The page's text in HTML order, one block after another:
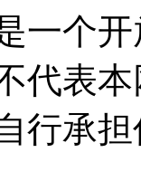
一个
代表
行承